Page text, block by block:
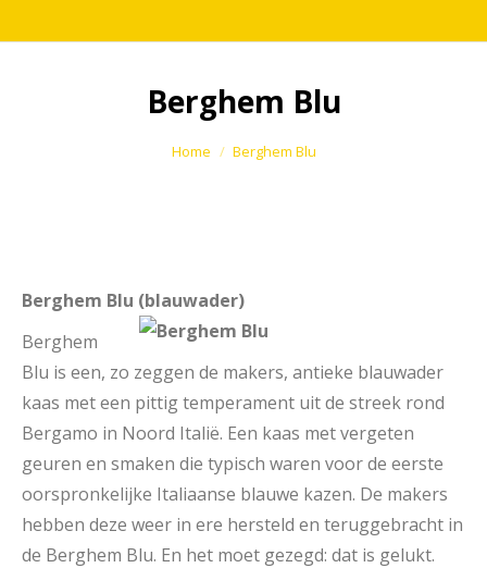
Berghem Blu
Je bent hier:
Home Berghem Blu
Berghem Blu (blauwader)
Berghem
Blu is een, zo zeggen de makers, antieke blauwader
kaas met een pittig temperament uit de streek rond
Bergamo in Noord Italië. Een kaas met vergeten
geuren en smaken die typisch waren voor de eerste
oorspronkelijke Italiaanse blauwe kazen. De makers
hebben deze weer in ere hersteld en teruggebracht in
de Berghem Blu. En het moet gezegd: dat is gelukt.